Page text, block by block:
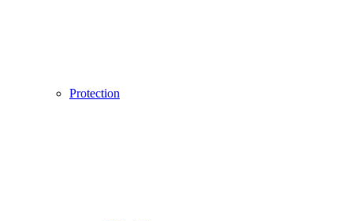
Protection